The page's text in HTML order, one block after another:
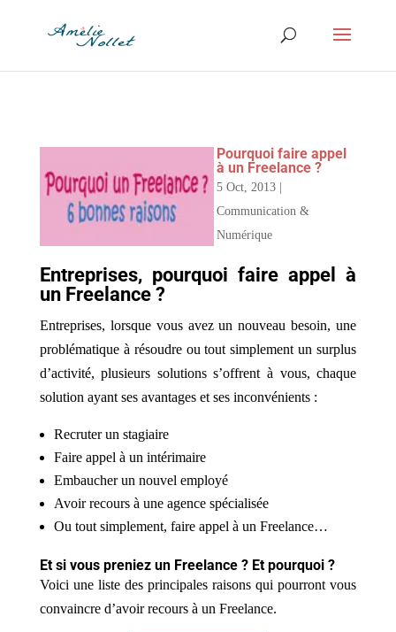
Pourquoi faire appel
à un Freelance ?
5 Oct, 2013
Communication &
Numérique
Entreprises, pourquoi faire appel à
un Freelance ?
Entreprises, lorsque vous avez un nouveau besoin, une
problématique à résoudre ou tout simplement un surplus
d’activité, plusieurs solutions s’offrent à vous, chaque
solution ayant ses avantages et ses inconvénients :
Recruter un stagiaire
Faire appel à un intérimaire
Embaucher un nouvel employé
Avoir recours à une agence spécialisée
Ou tout simplement, faire appel à un Freelance…
Et si vous preniez un Freelance ? Et pourquoi ?
Voici une liste des principales raisons qui pourront vous
convaincre d’avoir recours à un Freelance.